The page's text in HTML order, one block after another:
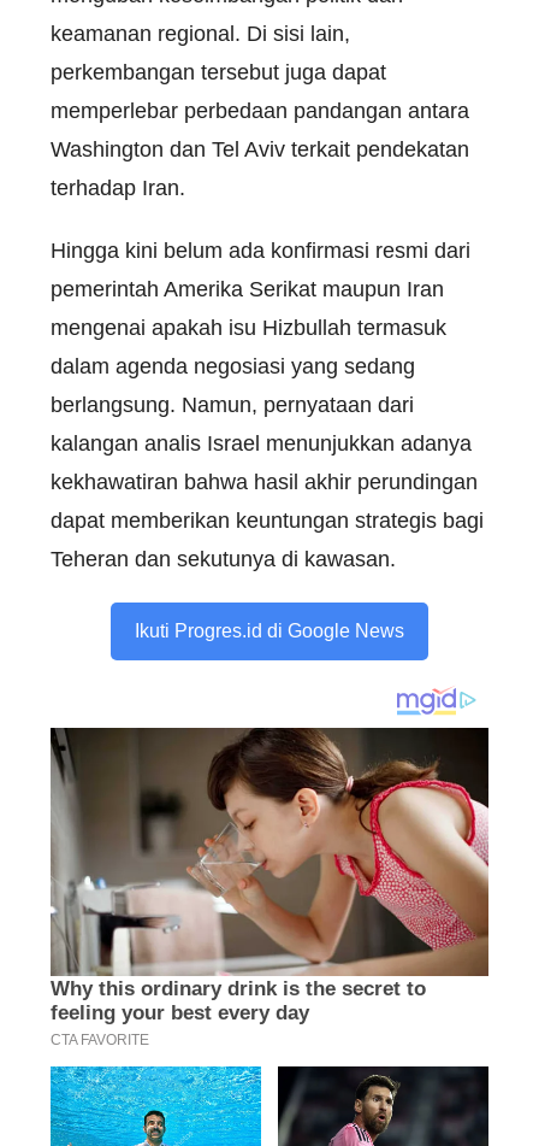
keamanan regional. Di sisi lain,
perkembangan tersebut juga dapat
memperlebar perbedaan pandangan antara
Washington dan Tel Aviv terkait pendekatan
terhadap Iran.
Hingga kini belum ada konfirmasi resmi dari
pemerintah Amerika Serikat maupun Iran
mengenai apakah isu Hizbullah termasuk
dalam agenda negosiasi yang sedang
berlangsung. Namun, pernyataan dari
kalangan analis Israel menunjukkan adanya
kekhawatiran bahwa hasil akhir perundingan
dapat memberikan keuntungan strategis bagi
Teheran dan sekutunya di kawasan.
Ikuti Progres.id di Google News